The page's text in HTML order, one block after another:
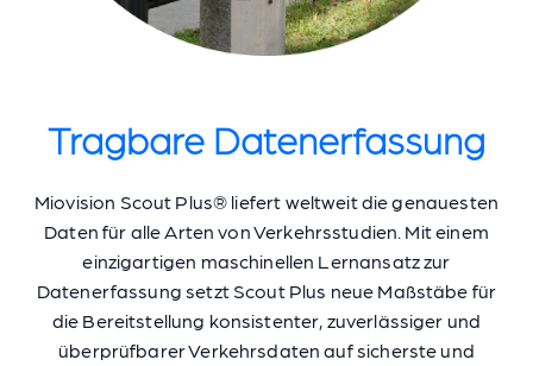
Tragbare Datenerfassung
Miovision Scout Plus® liefert weltweit die genauesten
Daten für alle Arten von Verkehrsstudien. Mit einem
einzigartigen maschinellen Lernansatz zur
Datenerfassung setzt Scout Plus neue Maßstäbe für
die Bereitstellung konsistenter, zuverlässiger und
überprüfbarer Verkehrsdaten auf sicherste und